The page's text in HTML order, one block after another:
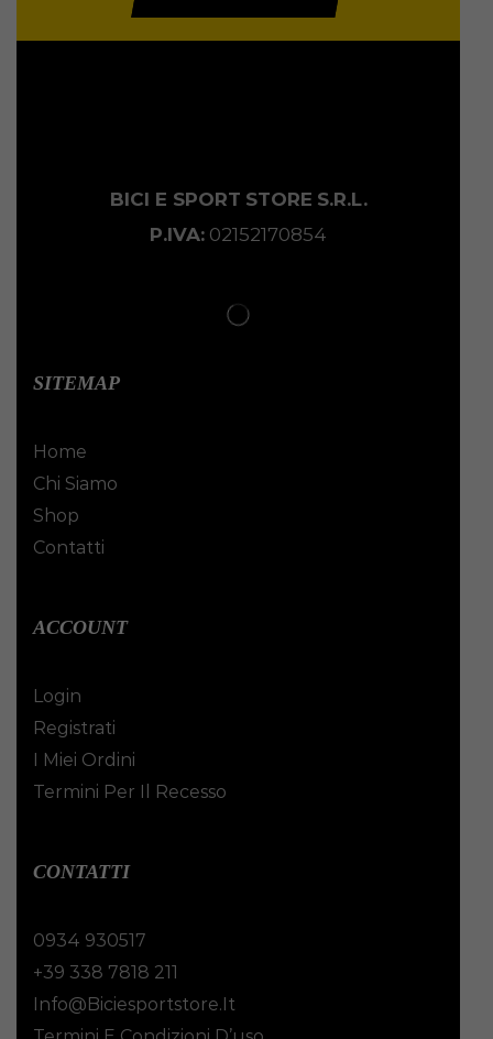
BICI E SPORT STORE S.R.L.
P.IVA: 02152170854
SITEMAP
Home
Chi Siamo
Shop
Contatti
ACCOUNT
Login
Registrati
I Miei Ordini
Termini Per Il Recesso
CONTATTI
0934 930517
+39 338 7818 211
Info@biciesportstore.it